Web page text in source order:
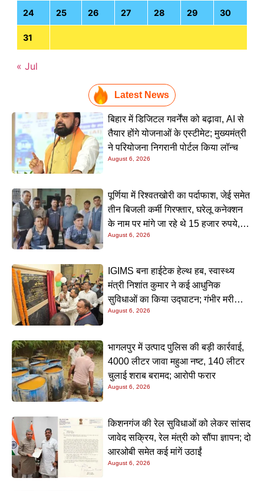
24 25 26 27 28 29 30
31
« Jul
Latest News
बिहार में डिजिटल गवर्नेंस को बढ़ावा, AI से
तैयार होंगे योजनाओं के एस्टीमेट; मुख्यमंत्री
ने परियोजना निगरानी पोर्टल किया लॉन्च
August 6, 2026
पूर्णिया में रिश्वतखोरी का पर्दाफाश, जेई समेत
तीन बिजली कर्मी गिरफ्तार, घरेलू कनेक्शन
के नाम पर मांगे जा रहे थे 15 हजार रुपये,
निगरानी टीम ने रंगे हाथ पकड़ा
August 6, 2026
IGIMS बना हाईटेक हेल्थ हब, स्वास्थ्य
मंत्री निशांत कुमार ने कई आधुनिक
सुविधाओं का किया उद्घाटन; गंभीर मरीजों
के इलाज में आएगा बड़ा सुधार
August 6, 2026
भागलपुर में उत्पाद पुलिस की बड़ी कार्रवाई,
4000 लीटर जावा महुआ नष्ट, 140 लीटर
चुलाई शराब बरामद; आरोपी फरार
August 6, 2026
किशनगंज की रेल सुविधाओं को लेकर सांसद
जावेद सक्रिय, रेल मंत्री को सौंपा ज्ञापन; दो
आरओबी समेत कई मांगें उठाईं
August 6, 2026